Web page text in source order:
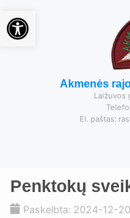
Akmenės
Laižuvos
El. paštas:
Penktokų
Paskelbta: 2024-12-20
Open toolbar